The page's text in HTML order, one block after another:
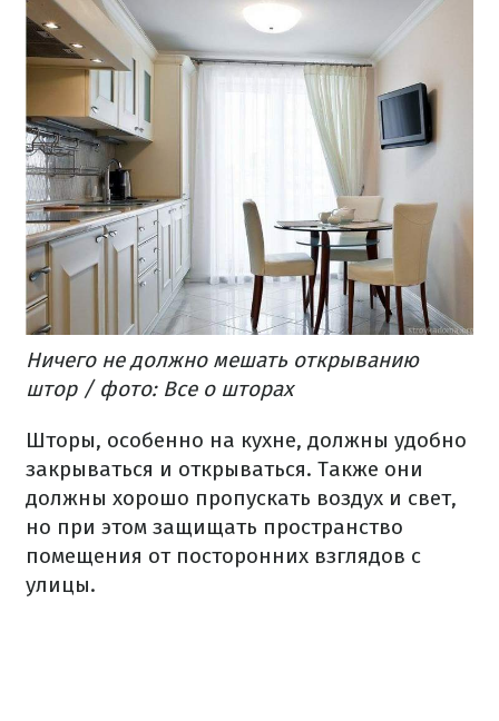
Ничего не должно мешать открыванию
штор / фото: Все о шторах
Шторы, особенно на кухне, должны удобно
закрываться и открываться. Также они
должны хорошо пропускать воздух и свет,
но при этом защищать пространство
помещения от посторонних взглядов с
улицы.